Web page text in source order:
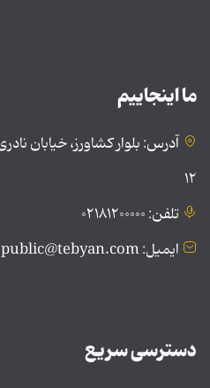
ما اینجاییم
آدرس: بلوار کشاورز، خیابان
۱۲
تلفن: ۰۲۱۸۱۲۰۰۰۰۰
ایمیل: public@tebyan.com
دسترسی سریع